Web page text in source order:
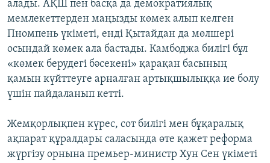
алады. АҚШ пен басқа да демократиялық
мемлекеттерден маңызды көмек алып келген
Пномпень үкіметі, енді Қытайдан да мөлшері
осындай көмек ала бастады. Камбоджа билігі бұл
«көмек берудегі бәсекені» қарақан басының
қамын күйттеуге арналған артықшылыққа ие болу
үшін пайдаланып кетті.
Жемқорлықпен күрес, сот билігі мен бұқаралық
ақпарат құралдары саласында өте қажет реформа
жүргізу орнына премьер-министр Хун Сен үкіметі